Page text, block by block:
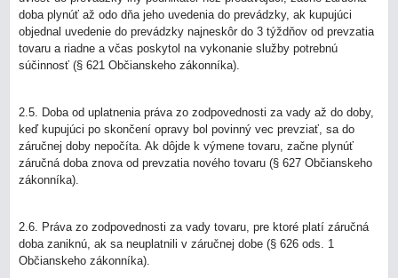
doba plynúť až odo dňa jeho uvedenia do prevádzky, ak kupujúci
objednal uvedenie do prevádzky najneskôr do 3 týždňov od prevzatia
tovaru a riadne a včas poskytol na vykonanie služby potrebnú
súčinnosť (§ 621 Občianskeho zákonníka).
2.5. Doba od uplatnenia práva zo zodpovednosti za vady až do doby,
keď kupujúci po skončení opravy bol povinný vec prevziať, sa do
záručnej doby nepočíta. Ak dôjde k výmene tovaru, začne plynúť
záručná doba znova od prevzatia nového tovaru (§ 627 Občianskeho
zákonníka).
2.6. Práva zo zodpovednosti za vady tovaru, pre ktoré platí záručná
doba zaniknú, ak sa neuplatnili v záručnej dobe (§ 626 ods. 1
Občianskeho zákonníka).